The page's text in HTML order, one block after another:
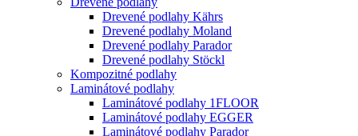
Drevené podlahy Kährs
Drevené podlahy Moland
Drevené podlahy Parador
Drevené podlahy Stöckl
Kompozitné podlahy
Laminátové podlahy
Laminátové podlahy 1FLOOR
Laminátové podlahy EGGER
Laminátové podlahy Parador